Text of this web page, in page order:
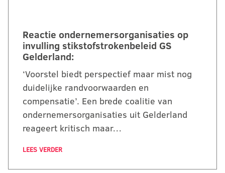
Reactie ondernemersorganisaties op
invulling stikstofstrokenbeleid GS
Gelderland:
‘Voorstel biedt perspectief maar mist nog
duidelijke randvoorwaarden en
compensatie’. Een brede coalitie van
ondernemersorganisaties uit Gelderland
reageert kritisch maar…
LEES VERDER